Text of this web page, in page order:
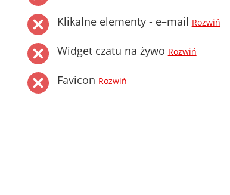
Klikalne elementy - e–mail Rozwiń
Widget czatu na żywo Rozwiń
Favicon Rozwiń